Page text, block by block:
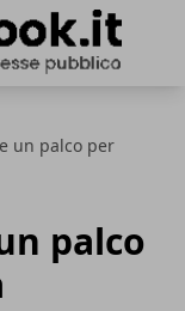
un palco per
palco